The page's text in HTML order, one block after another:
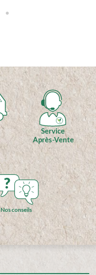
Service
Après-Vente
?
Nos conseils